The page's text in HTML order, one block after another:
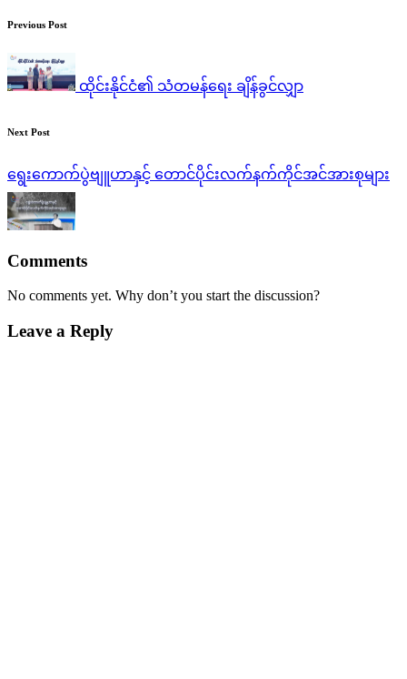
Post
navigation
Previous Post
ထိုင်းနိုင်ငံ၏ သံတမန်ရေး ချိန်ခွင်လျှာ
Next Post
ရွေးကောက်ပွဲဗျူဟာနှင့် တောင်ပိုင်းလက်နက်ကိုင်အင်အားစုများ
Comments
No comments yet. Why don’t you start the discussion?
Leave a Reply